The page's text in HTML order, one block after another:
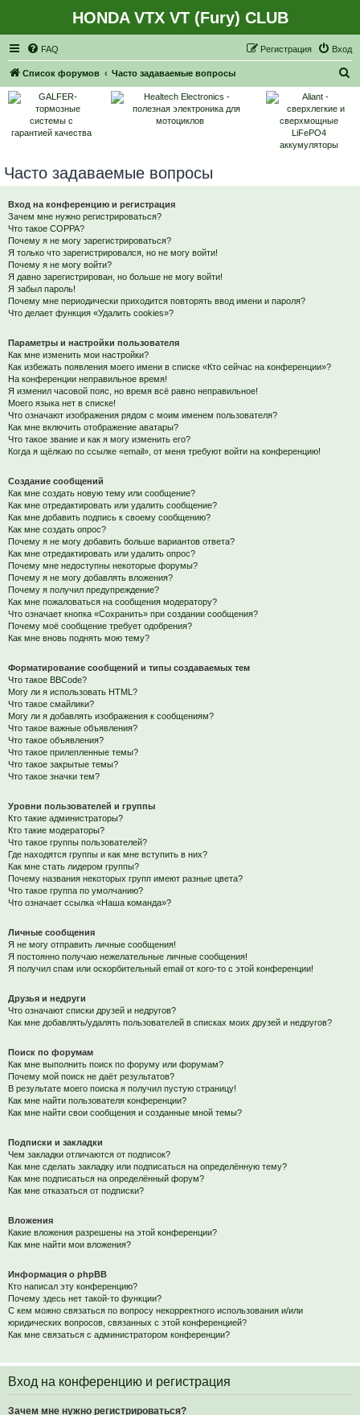
HONDA VTX VT (Fury) CLUB
FAQ Вход
Регистрация
Список форумов Часто задаваемые вопросы
Часто задаваемые вопросы
Вход на конференцию и регистрация
Зачем мне нужно регистрироваться?
Что такое COPPA?
Почему я не могу зарегистрироваться?
Я только что зарегистрировался, но не могу войти!
Почему я не могу войти?
Я давно зарегистрирован, но больше не могу войти!
Я забыл пароль!
Почему мне периодически приходится повторять ввод имени и пароля?
Что делает функция «Удалить cookies»?
Параметры и настройки пользователя
Как мне изменить мои настройки?
Как избежать появления моего имени в списке «Кто сейчас на конференции»?
На конференции неправильное время!
Я изменил часовой пояс, но время всё равно неправильное!
Моего языка нет в списке!
Что означают изображения рядом с моим именем пользователя?
Как мне включить отображение аватары?
Что такое звание и как я могу изменить его?
Когда я щёлкаю по ссылке «email», от меня требуют войти на конференцию!
Создание сообщений
Как мне создать новую тему или сообщение?
Как мне отредактировать или удалить сообщение?
Как мне добавить подпись к своему сообщению?
Как мне создать опрос?
Почему я не могу добавить больше вариантов ответа?
Как мне отредактировать или удалить опрос?
Почему мне недоступны некоторые форумы?
Почему я не могу добавлять вложения?
Почему я получил предупреждение?
Как мне пожаловаться на сообщения модератору?
Что означает кнопка «Сохранить» при создании сообщения?
Почему моё сообщение требует одобрения?
Как мне вновь поднять мою тему?
Форматирование сообщений и типы создаваемых тем
Что такое BBCode?
Могу ли я использовать HTML?
Что такое смайлики?
Могу ли я добавлять изображения к сообщениям?
Что такое важные объявления?
Что такое объявления?
Что такое прилепленные темы?
Что такое закрытые темы?
Что такое значки тем?
Уровни пользователей и группы
Кто такие администраторы?
Кто такие модераторы?
Что такое группы пользователей?
Где находятся группы и как мне вступить в них?
Как мне стать лидером группы?
Почему названия некоторых групп имеют разные цвета?
Что такое группа по умолчанию?
Что означает ссылка «Наша команда»?
Личные сообщения
Я не могу отправить личные сообщения!
Я постоянно получаю нежелательные личные сообщения!
Я получил спам или оскорбительный email от кого-то с этой конференции!
Друзья и недруги
Что означают списки друзей и недругов?
Как мне добавлять/удалять пользователей в списках моих друзей и недругов?
Поиск по форумам
Как мне выполнить поиск по форуму или форумам?
Почему мой поиск не даёт результатов?
В результате моего поиска я получил пустую страницу!
Как мне найти пользователя конференции?
Как мне найти свои сообщения и созданные мной темы?
Подписки и закладки
Чем закладки отличаются от подписок?
Как мне сделать закладку или подписаться на определённую тему?
Как мне подписаться на определённый форум?
Как мне отказаться от подписки?
Вложения
Какие вложения разрешены на этой конференции?
Как мне найти мои вложения?
Информация о phpBB
Кто написал эту конференцию?
Почему здесь нет такой-то функции?
С кем можно связаться по вопросу некорректного использования и/или
юридических вопросов, связанных с этой конференцией?
Как мне связаться с администратором конференции?
Вход на конференцию и регистрация
Зачем мне нужно регистрироваться?